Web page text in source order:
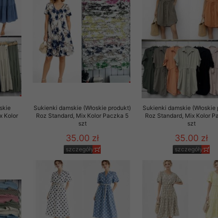
Kolor
Sukienki damskie (Włoskie produkt)
Roz Standard, Mix Kolor Paczka 5
szt
35.00 zł
szczegóły
Sukienki damskie (Włoskie
Roz Standard, Mix Kolor
szt
35.00 zł
szczegóły
przez OMEZ
wycofanie zgody nie
oraz usunięcia
zautomatyzowanemu
Twoich
osobowych.